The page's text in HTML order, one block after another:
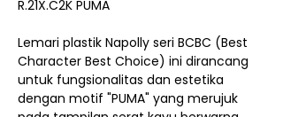
R.21X.C2K PUMA
Lemari plastik Napolly seri BCBC (Best
Character Best Choice) ini dirancang
untuk fungsionalitas dan estetika
dengan motif "PUMA" yang merujuk